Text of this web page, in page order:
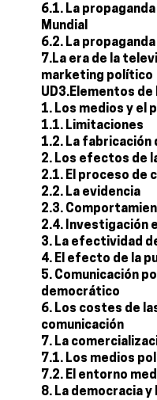
6.1. La
Mundial
6.2. La
7.La era de la
marketing político
UD3.Elementos
1. Los medios y el
1.1. Limitaciones
1.2. La fabricación
2. Los efectos de
2.1. El proceso de
2.2. La evidencia
2.3.
2.4. Investigación
3. La efectividad
4. El efecto de la
5. Comunicación
democrático
6. Los costes de
comunicación
7. La
7.1. Los medios
7.2. El entorno
8. La democracia y